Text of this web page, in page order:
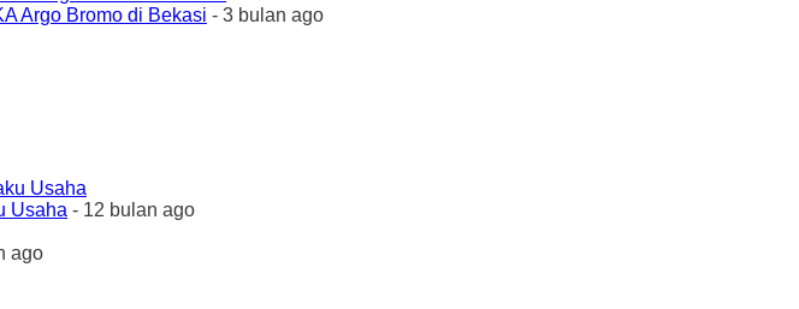
Argo Bromo di Bekasi - 3 bulan ago
Usaha - 12 bulan ago
ago